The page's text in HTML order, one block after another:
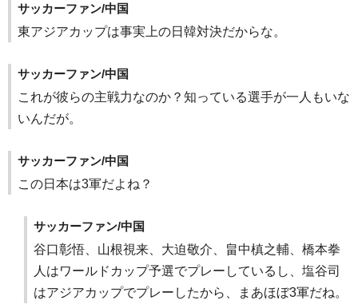
サッカーファン/中国
東アジアカップは事実上の日韓対決だからな。
サッカーファン/中国
これが彼らの主戦力なのか？知っている選手が一人もいな
いんだが。
サッカーファン/中国
この日本は3軍だよね？
サッカーファン/中国
谷口彰悟、山根視来、大迫敬介、畠中槙之輔、橋本拳
人はワールドカップ予選でプレーしているし、塩谷司
はアジアカップでプレーしたから、まあほぼ3軍だね。